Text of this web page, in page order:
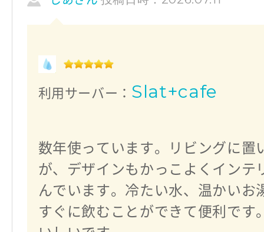
利用サーバー： Slat+cafe
数年使っています。リビングに置
が、デザインもかっこよくインテ
んでいます。冷たい水、温かいお
すぐに飲むことができて便利です